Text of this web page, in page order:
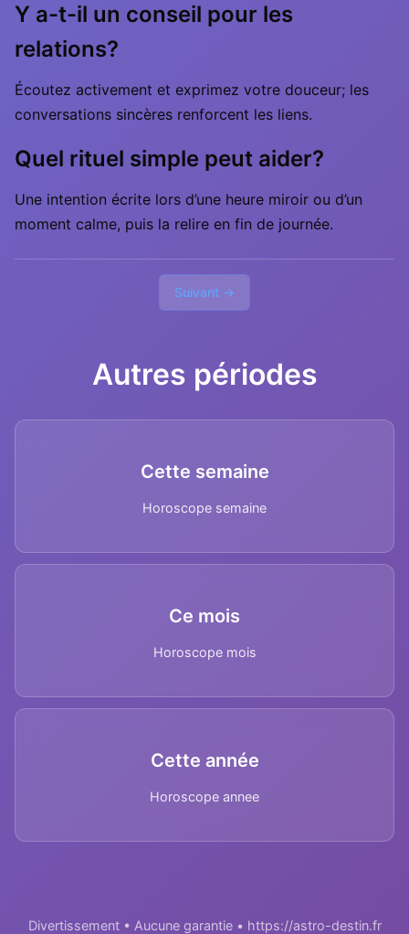
Y a-t-il un conseil pour les
relations?
Écoutez activement et exprimez votre douceur; les
conversations sincères renforcent les liens.
Quel rituel simple peut aider?
Une intention écrite lors d’une heure miroir ou d’un
moment calme, puis la relire en fin de journée.
Suivant →
Autres périodes
Cette semaine
Horoscope semaine
Ce mois
Horoscope mois
Cette année
Horoscope annee
Divertissement • Aucune garantie • https://astro-destin.fr